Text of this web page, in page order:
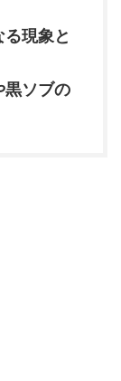
現象と
黒ソブの